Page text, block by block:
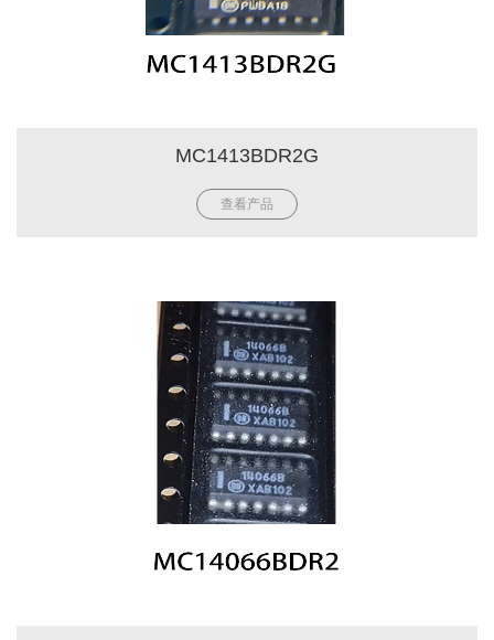
MC1413BDR2G
查看产品